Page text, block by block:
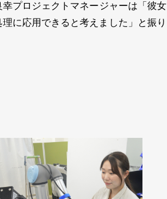
プロジェクトマネージャーは「彼女
に応用できると考えました」と振り